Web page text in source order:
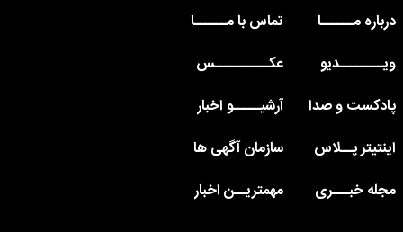
درباره مــــــا
تماس با مــــــا
ویــــــــدیو
عکــــــــــس
پادکست و صدا
آرشیـــــو اخبار
اینتیتر پــلاس
سازمان آگهی ها
مجله خبـــری
مهمتریــن اخبار